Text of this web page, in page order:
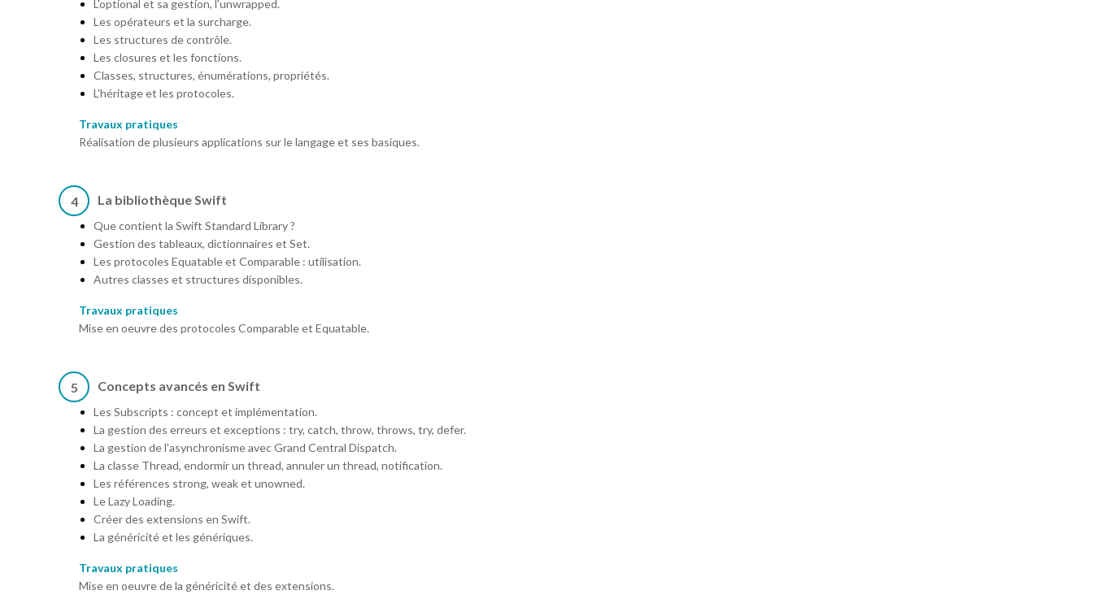
L'optional et sa gestion, l'unwrapped.
Les opérateurs et la surcharge.
Les structures de contrôle.
Les closures et les fonctions.
Classes, structures, énumérations, propriétés.
L'héritage et les protocoles.
Travaux pratiques
Réalisation de plusieurs applications sur le langage et ses basiques.
4 La bibliothèque Swift
Que contient la Swift Standard Library ?
Gestion des tableaux, dictionnaires et Set.
Les protocoles Equatable et Comparable : utilisation.
Autres classes et structures disponibles.
Travaux pratiques
Mise en oeuvre des protocoles Comparable et Equatable.
5 Concepts avancés en Swift
Les Subscripts : concept et implémentation.
La gestion des erreurs et exceptions : try, catch, throw, throws, try, defer.
La gestion de l'asynchronisme avec Grand Central Dispatch.
La classe Thread, endormir un thread, annuler un thread, notification.
Les références strong, weak et unowned.
Le Lazy Loading.
Créer des extensions en Swift.
La généricité et les génériques.
Travaux pratiques
Mise en oeuvre de la généricité et des extensions.